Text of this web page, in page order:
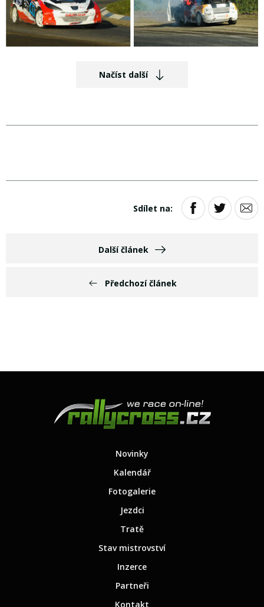
Načíst další
Předchozí článek
Sdílet na:
Další článek
Novinky
Kalendář
Fotogalerie
Jezdci
Tratě
Stav mistrovství
Inzerce
Partneři
Kontakt